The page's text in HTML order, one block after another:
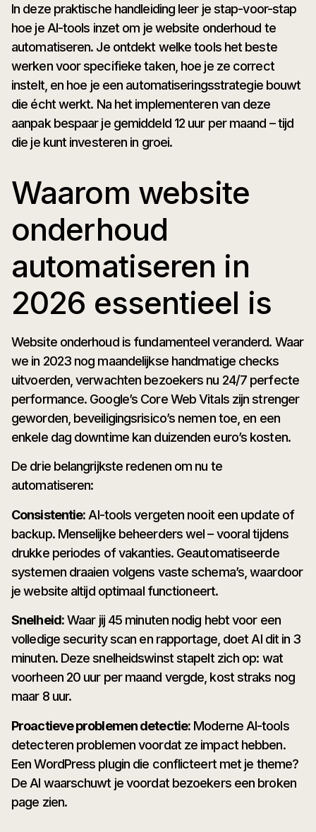
In deze praktische handleiding leer je stap-voor-stap
hoe je AI-tools inzet om je website onderhoud te
automatiseren. Je ontdekt welke tools het beste
werken voor specifieke taken, hoe je ze correct
instelt, en hoe je een automatiseringsstrategie bouwt
die écht werkt. Na het implementeren van deze
aanpak bespaar je gemiddeld 12 uur per maand – tijd
die je kunt investeren in groei.
Waarom website
onderhoud
automatiseren in
2026 essentieel is
Website onderhoud is fundamenteel veranderd. Waar
we in 2023 nog maandelijkse handmatige checks
uitvoerden, verwachten bezoekers nu 24/7 perfecte
performance. Google’s Core Web Vitals zijn strenger
geworden, beveiligingsrisico’s nemen toe, en een
enkele dag downtime kan duizenden euro’s kosten.
De drie belangrijkste redenen om nu te
automatiseren:
Consistentie: AI-tools vergeten nooit een update of
backup. Menselijke beheerders wel – vooral tijdens
drukke periodes of vakanties. Geautomatiseerde
systemen draaien volgens vaste schema’s, waardoor
je website altijd optimaal functioneert.
Snelheid:Waar jij 45 minuten nodig hebt voor een
volledige security scan en rapportage, doet AI dit in 3
minuten. Deze snelheidswinst stapelt zich op: wat
voorheen 20 uur per maand vergde, kost straks nog
maar 8 uur.
Proactieve problemen detectie: Moderne AI-tools
detecteren problemen voordat ze impact hebben.
Een WordPress plugin die conflicteert met je theme?
De AI waarschuwt je voordat bezoekers een broken
page zien.